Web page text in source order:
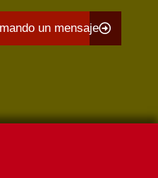
un mensaje